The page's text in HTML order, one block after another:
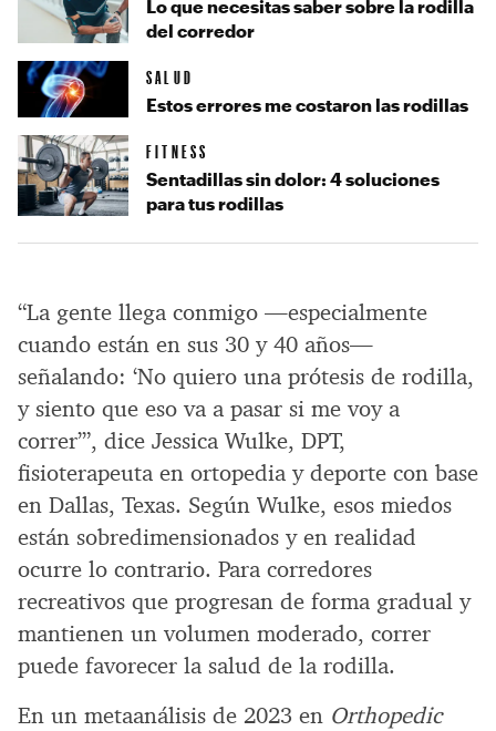
“La gente llega conmigo —especialmente
cuando están en sus 30 y 40 años—
señalando: ‘No quiero una prótesis de rodilla,
y siento que eso va a pasar si me voy a
correr’”, dice Jessica Wulke, DPT,
fisioterapeuta en ortopedia y deporte con base
en Dallas, Texas. Según Wulke, esos miedos
están sobredimensionados y en realidad
ocurre lo contrario. Para corredores
recreativos que progresan de forma gradual y
mantienen un volumen moderado, correr
puede favorecer la salud de la rodilla.
En un metaanálisis de 2023 en Orthopedic
Lo que necesitas saber sobre la rodilla
del corredor
SALUD
Estos errores me costaron las rodillas
FITNESS
Sentadillas sin dolor: 4 soluciones
para tus rodillas